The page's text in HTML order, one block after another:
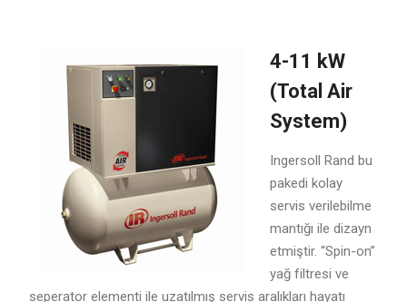
4-11 kW
(Total Air
System)
Ingersoll Rand bu
pakedi kolay
servis verilebilme
mantığı ile dizayn
etmiştir. “Spin-on”
yağ filtresi ve
seperator elementi ile uzatılmış servis aralıkları hayatı